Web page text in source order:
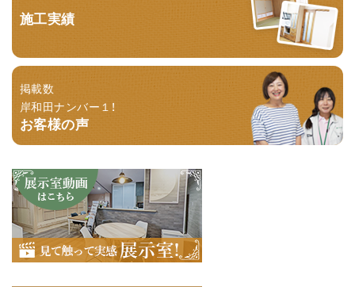
施工実績
掲載数
岸和田ナンバー１！
お客様の声